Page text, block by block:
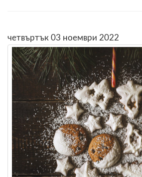
четвъртък 03 ноември 2022